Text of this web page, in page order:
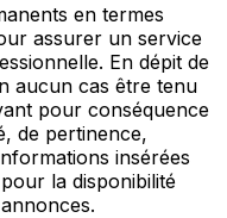
en termes
assurer un service
En dépit de
aucun cas être tenu
pour conséquence
de pertinence,
insérées
la disponibilité